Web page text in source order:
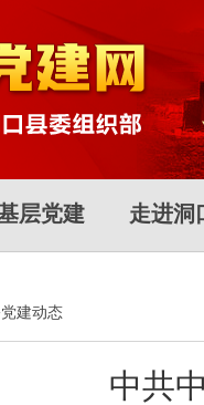
层党建 走进洞
党建动态
中共